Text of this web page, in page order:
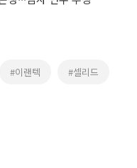
#이랜텍 #셀리드